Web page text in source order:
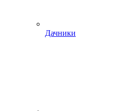
Дачники